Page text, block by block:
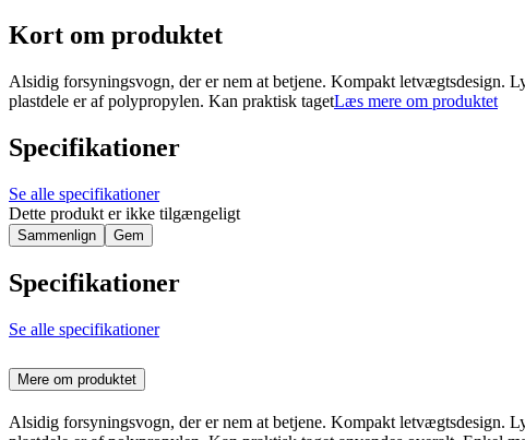
Kort om produktet
Alsidig forsyningsvogn, der er nem at betjene. Kompakt letvægtsdesign.
plastdele er af polypropylen. Kan praktisk tagetLæs mere om produktet
Specifikationer
Se alle specifikationer
Dette produkt er ikke tilgængeligt
Sammenlign Gem
Specifikationer
Se alle specifikationer
Mere om produktet
Alsidig forsyningsvogn, der er nem at betjene. Kompakt letvægtsdesign.